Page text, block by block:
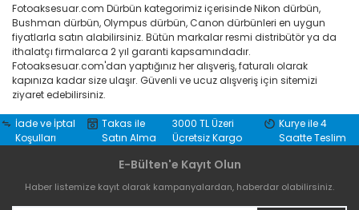
Fotoaksesuar.com Dürbün kategorimiz içerisinde Nikon dürbün,
Bushman dürbün, Olympus dürbün, Canon dürbünleri en uygun
fiyatlarla satın alabilirsiniz. Bütün markalar resmi distribütör ya da
ithalatçı firmalarca 2 yıl garanti kapsamındadır.
Fotoaksesuar.com'dan yaptığınız her alışveriş, faturalı olarak
kapınıza kadar size ulaşır. Güvenli ve ucuz alışveriş için sitemizi
ziyaret edebilirsiniz.
İade ve İptal
Koşulları
Takas ile
Satın Alma
3000 TL Üzeri
Ücretsiz Kargo
Kurye ile 4
Saatte Teslim
E-Bülten'e Kayıt Olun
Haber listemize kayıt olarak kampanyalardan, haberdar olabilirsiniz.